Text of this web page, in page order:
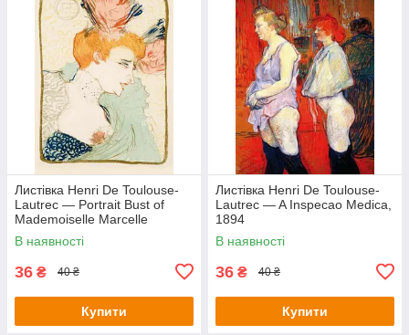
Листівка Henri De Toulouse-
Lautrec — Portrait Bust of
Mademoiselle Marcelle
Lender, 1895
В наявності
36 ₴ 40 ₴
Купити
Листівка Henri De Toulouse-
Lautrec — A Inspecao Medica,
1894
В наявності
36 ₴ 40 ₴
Купити